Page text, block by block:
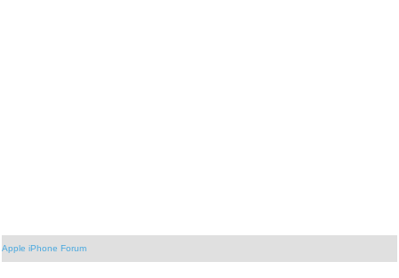
Apple iPhone Forum